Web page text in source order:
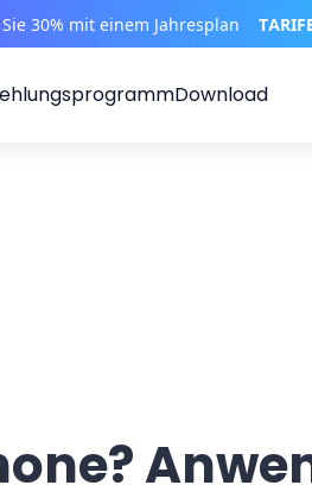
30% mit einem Jahresplan
Download